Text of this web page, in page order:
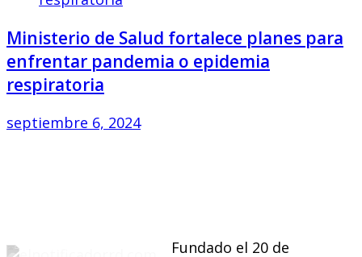
Ministerio de Salud fortalece planes para
enfrentar pandemia o epidemia
respiratoria
septiembre 6, 2024
Fundado el 20 de